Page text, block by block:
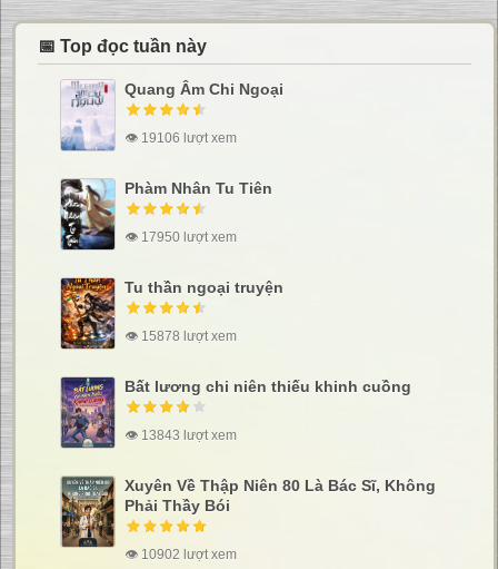
📅 Top đọc tuần này
Quang Âm Chi Ngoại
👁 19106 lượt xem
Phàm Nhân Tu Tiên
👁 17950 lượt xem
Tu thần ngoại truyện
👁 15878 lượt xem
Bất lương chi niên thiếu khinh cuồng
👁 13843 lượt xem
Xuyên Về Thập Niên 80 Là Bác Sĩ, Không
Phải Thầy Bói
👁 10902 lượt xem